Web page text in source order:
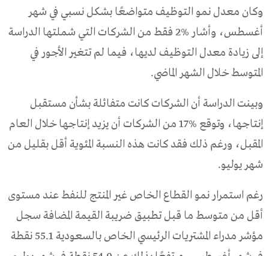
وكان معدل نمو التوظيف متواضعًا بشكل نسبي في شهر
أغسطس، وأشار %2 فقط من الشركات التي شملتها الدراسة
إلى زيادة معدل التوظيف لديها، فيما لم تتغير الأجور في
المتوسط خلال الشهر الماضي.
وبينت الدراسة أن الشركات كانت متفائلة بشأن مستقبل
إنتاجها، وتوقع %17 من الشركات أن يزيد إنتاجها خلال العام
المقبل، ورغم ذلك فقد كانت هذه النسبة المئوية أقل بقليل من
شهر يوليو.
رغم استمرار نمو القطاع الخاص غير المنتج للنفط عند مستوى
أقل من متوسط ما قبل تطبيق ضريبة القيمة المضافة سجل
مؤشر مدراء المشتريات الرئيسي الخاص بالسعودية 55.1 نقطة